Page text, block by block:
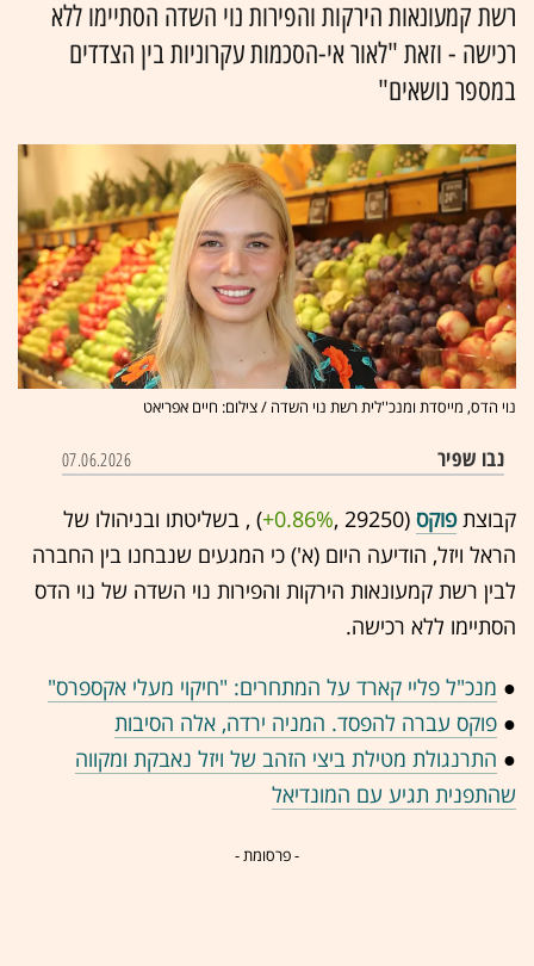
רשת קמעונאות הירקות והפירות נוי השדה הסתיימו ללא
רכישה - וזאת "לאור אי-הסכמות עקרוניות בין הצדדים
במספר נושאים"
נוי הדס, מייסדת ומנכ''לית רשת נוי השדה / צילום: חיים אפריאט
נבו שפיר 07.06.2026
קבוצתפוקס (29250 ,‎
+0.86%‏) , בשליטתו ובניהולו של
הראל ויזל, הודיעה היום (א') כי המגעים שנבחנו בין החברה
לבין רשת קמעונאות הירקות והפירות נוי השדה של נוי הדס
הסתיימו ללא רכישה.
● מנכ"ל פליי קארד על המתחרים: "חיקוי מעלי אקספרס"
● פוקס עברה להפסד. המניה ירדה, אלה הסיבות
● התרנגולת מטילת ביצי הזהב של ויזל נאבקת ומקווה
שהתפנית תגיע עם המונדיאל
- פרסומת -